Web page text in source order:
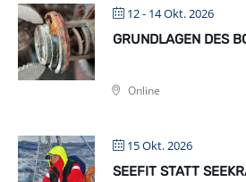
12 - 14 Okt. 2026
GRUNDLAGEN DES
Online
15 Okt. 2026
SEEFIT STATT